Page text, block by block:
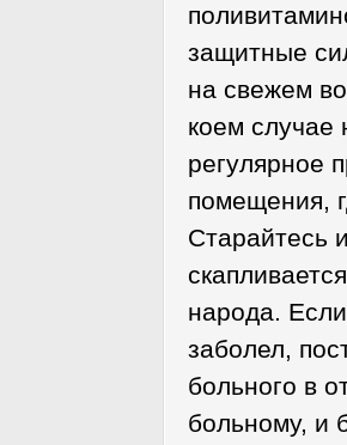
защитные
на свежем
коем случае
регулярное
помещения,
Старайтесь
народа.
заболел,
больного в
больному, и